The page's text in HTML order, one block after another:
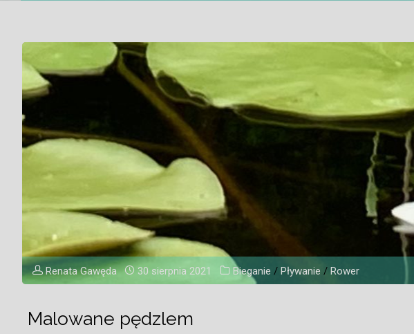
Renata Gawęda 30 sierpnia 2021 Bieganie / Pływanie / Rower
Malowane pędzlem